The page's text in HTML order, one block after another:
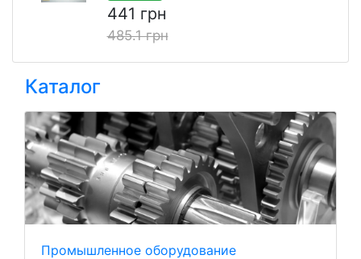
441 грн
485.1 грн
Каталог
Промышленное оборудование